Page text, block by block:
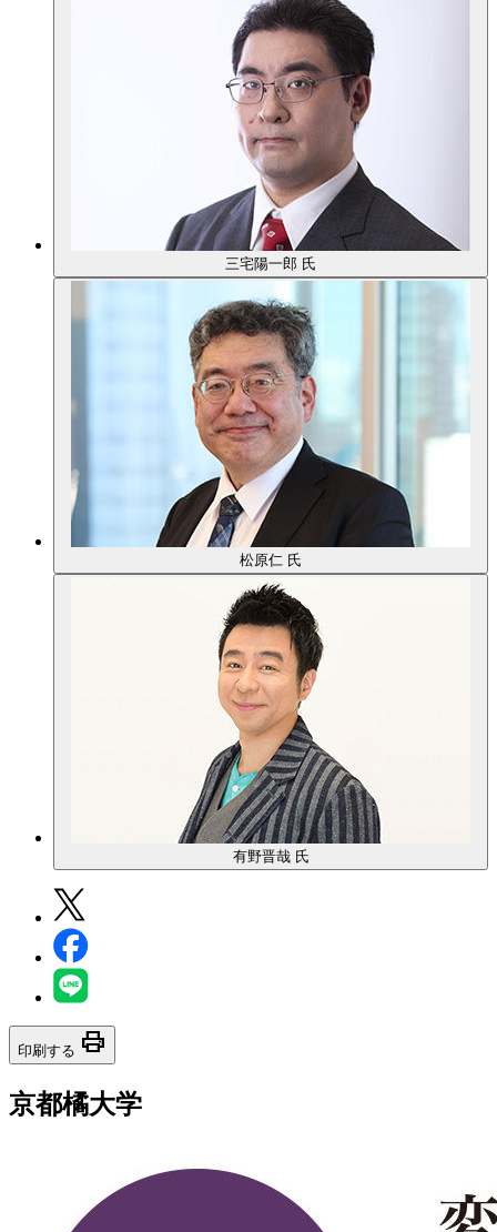
三宅陽一郎 氏
松原仁 氏
有野晋哉 氏
印刷する print
京都橘大学